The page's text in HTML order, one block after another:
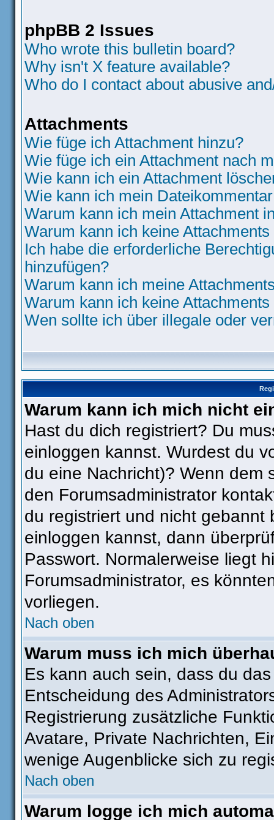
phpBB 2 Issues
Who wrote this bulletin board?
Why isn't X feature available?
Who do I contact about abusive
Attachments
Wie füge ich Attachment hinzu?
Wie füge ich ein Attachment nach
Wie kann ich ein Attachment
Wie kann ich mein
Warum kann ich mein Attachment
Warum kann ich keine
Ich habe die erforderliche
hinzufügen?
Warum kann ich meine
Warum kann ich keine
Wen sollte ich über illegale oder
Warum kann ich mich nicht
Hast du dich registriert? Du
einloggen kannst. Wurdest du
du eine Nachricht)? Wenn dem
den Forumsadministrator
du registriert und nicht gebannt
einloggen kannst, dann
Passwort. Normalerweise liegt
Forumsadministrator, es
vorliegen.
Nach oben
Warum muss ich mich
Es kann auch sein, dass du
Entscheidung des
Registrierung zusätzliche
Avatare, Private Nachrichten,
wenige Augenblicke sich zu
Nach oben
Warum logge ich mich